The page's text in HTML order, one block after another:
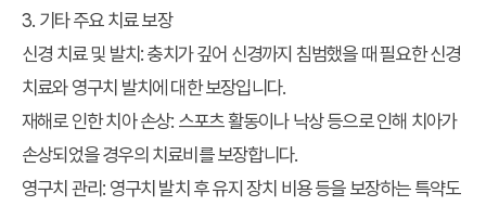
3. 기타 주요 치료 보장
신경 치료 및 발치: 충치가 깊어 신경까지 침범했을 때 필요한 신경
치료와 영구치 발치에 대한 보장입니다.
재해로 인한 치아 손상: 스포츠 활동이나 낙상 등으로 인해 치아가
손상되었을 경우의 치료비를 보장합니다.
영구치 관리: 영구치 발치 후 유지 장치 비용 등을 보장하는 특약도